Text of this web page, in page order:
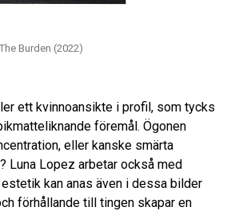
Burden (2022)
ett kvinnoansikte i profil, som tycks
föremål. Ögonen
eller kanske smärta
Luna Lopez arbetar också med
kan anas även i dessa bilder
förhållande till tingen skapar en